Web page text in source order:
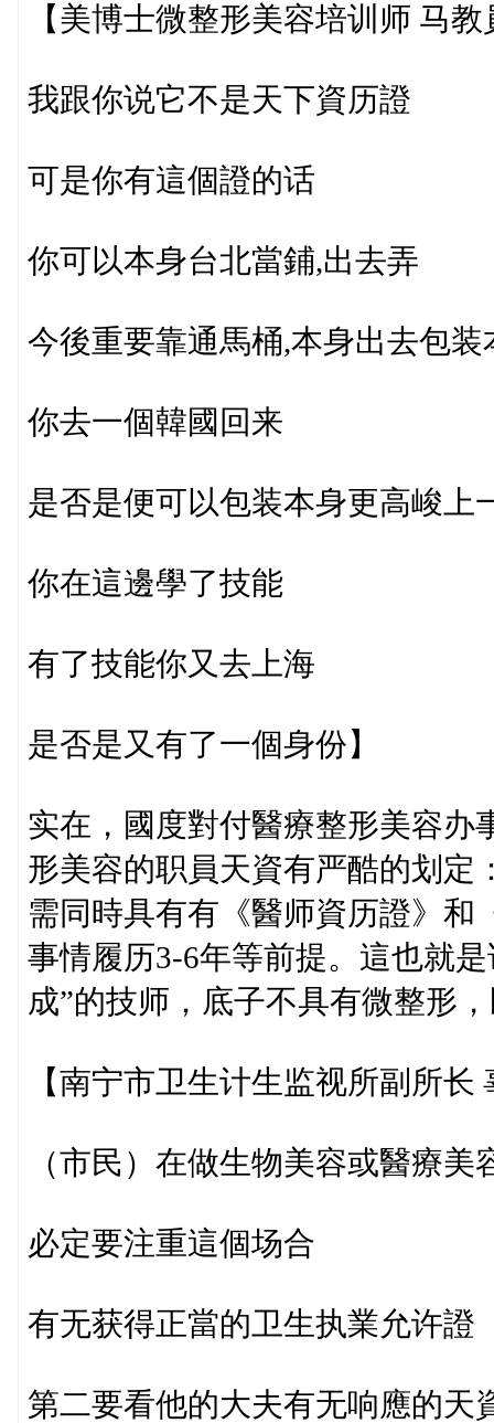
【美博士微整形美容培训师 马教
我跟你说它不是天下資历證
可是你有這個證的话
你可以本身台北當鋪,出去弄
今後重要靠通馬桶,本身出去包装
你去一個韓國回来
是否是便可以包装本身更高峻上
你在這邊學了技能
有了技能你又去上海
是否是又有了一個身份】
实在，國度對付醫療整形美容办
形美容的职員天資有严酷的划定
需同時具有有《醫师資历證》和
事情履历3-6年等前提。這也就
成”的技师，底子不具有微整形
【南宁市卫生计生监视所副所长
（市民）在做生物美容或醫療美
必定要注重這個场合
有无获得正當的卫生执業允许證
第二要看他的大夫有无响應的天